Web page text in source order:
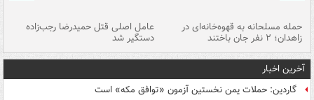
حمله مسلحانه به قهوه‌خانه‌ای در
زاهدان؛ ۲ نفر جان باختند
عامل اصلی قتل حمیدرضا رجب‌زاده
دستگیر شد
آخرین اخبار
گاردین: حملات یمن نخستین آزمون «توافق مکه» است